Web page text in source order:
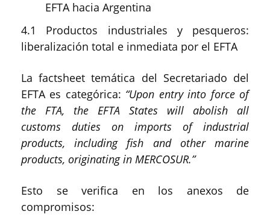
EFTA hacia Argentina
4.1 Productos industriales y pesqueros:
liberalización total e inmediata por el EFTA
La factsheet temática del Secretariado del
EFTA es categórica: “Upon entry into force of
the FTA, the EFTA States will abolish all
customs duties on imports of industrial
products, including fish and other marine
products, originating in MERCOSUR.”
Esto se verifica en los anexos de
compromisos: